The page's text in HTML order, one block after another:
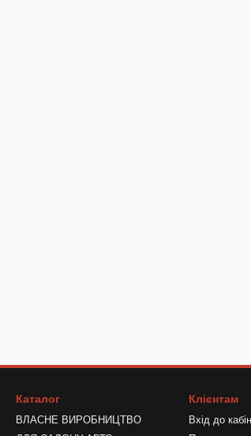
Каталог
ВЛАСНЕ ВИРОБНИЦТВО
Клієнтам
Вхід до